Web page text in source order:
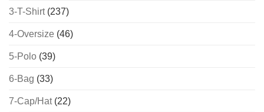
3-T-Shirt(237)
4-Oversize (46)
5-Polo (39)
6-Bag (33)
7-Cap/Hat(22)